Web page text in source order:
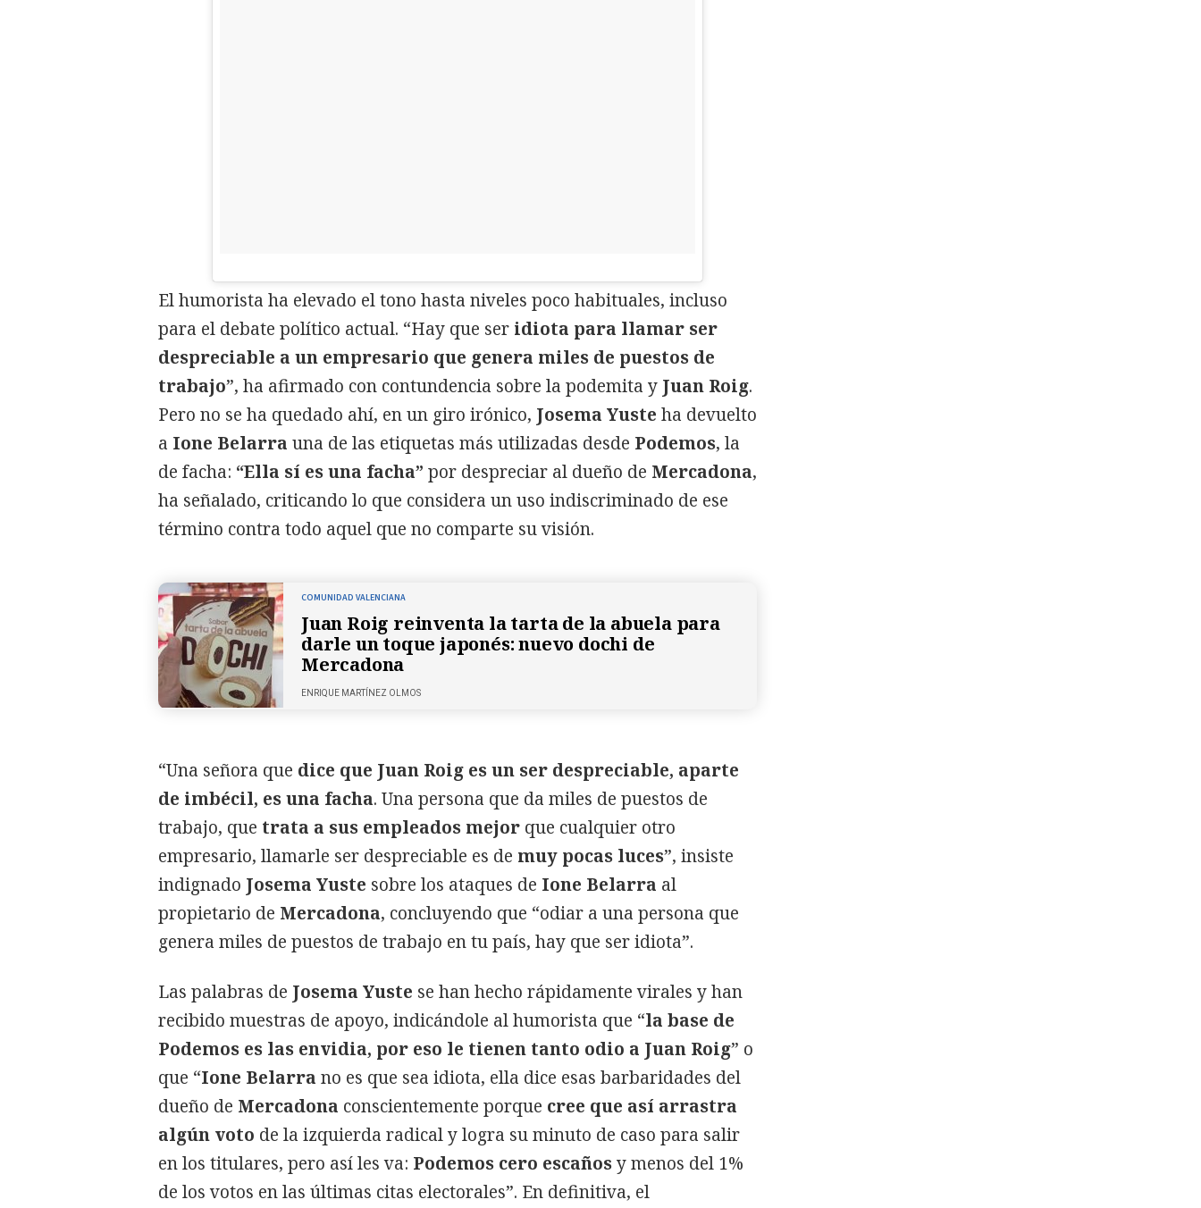
El humorista ha elevado el tono hasta niveles poco habituales, incluso
para el debate político actual. “Hay que ser idiota para llamar ser
despreciable a un empresario que genera miles de puestos de
trabajo”, ha afirmado con contundencia sobre la podemita y Juan Roig.
Pero no se ha quedado ahí, en un giro irónico, Josema Yuste ha devuelto
a Ione Belarra una de las etiquetas más utilizadas desde Podemos, la
de facha: “Ella sí es una facha” por despreciar al dueño de Mercadona,
ha señalado, criticando lo que considera un uso indiscriminado de ese
término contra todo aquel que no comparte su visión.
COMUNIDAD VALENCIANA
Juan Roig reinventa la tarta de la abuela para
darle un toque japonés: nuevo dochi de
Mercadona
ENRIQUE MARTÍNEZ OLMOS
“Una señora que dice que Juan Roig es un ser despreciable, aparte
de imbécil, es una facha. Una persona que da miles de puestos de
trabajo, que trata a sus empleados mejor que cualquier otro
empresario, llamarle ser despreciable es de muy pocas luces”, insiste
indignado Josema Yuste sobre los ataques de Ione Belarra al
propietario de Mercadona, concluyendo que “odiar a una persona que
genera miles de puestos de trabajo en tu país, hay que ser idiota”.
Las palabras de Josema Yuste se han hecho rápidamente virales y han
recibido muestras de apoyo, indicándole al humorista que “la base de
Podemos es las envidia, por eso le tienen tanto odio a Juan Roig” o
que “Ione Belarra no es que sea idiota, ella dice esas barbaridades del
dueño de Mercadona conscientemente porque cree que así arrastra
algún voto de la izquierda radical y logra su minuto de caso para salir
en los titulares, pero así les va: Podemos cero escañosy menos del 1%
de los votos en las últimas citas electorales”. En definitiva, el